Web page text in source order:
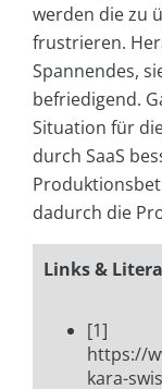
werden die zu
frustrieren.
Spannendes,
befriedigend.
Situation für
durch SaaS
dadurch die
Links &
[1]
https://
kara-